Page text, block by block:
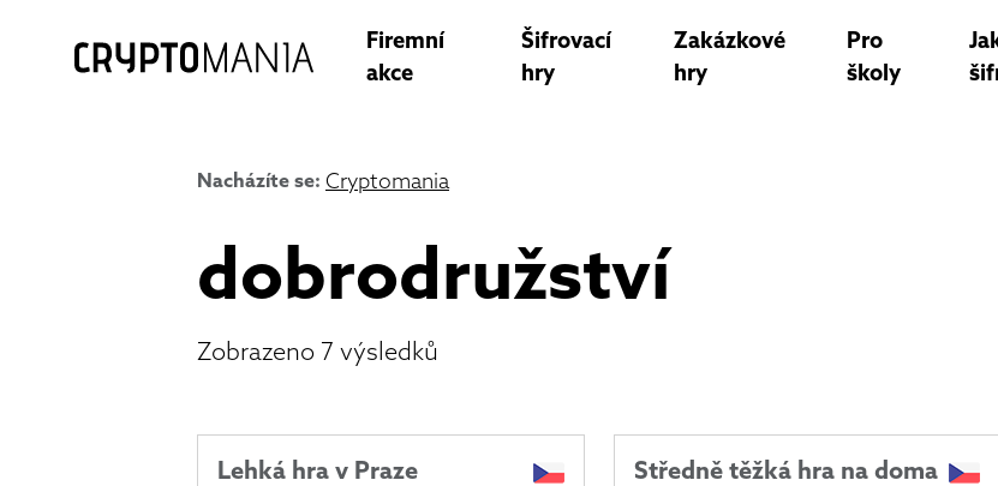
Firemní
akce
Šifrovací
hry
Zakázkové
hry
Pro
školy
Nacházíte se: Cryptomania
dobrodružství
Zobrazeno 7 výsledků
Lehká hra v Praze Středně těžká hra na doma